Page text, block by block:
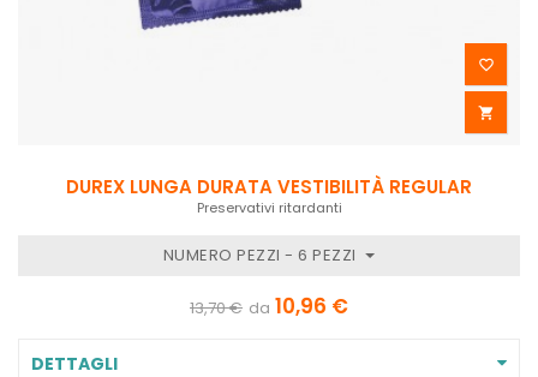


DUREX LUNGA DURATA VESTIBILITÀ REGULAR
Preservativi ritardanti
NUMERO PEZZI - 6 PEZZI
13,70 € da 10,96 €
DETTAGLI